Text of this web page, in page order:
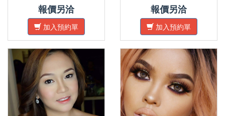
報價另洽
加入預約單
報價另洽
加入預約單